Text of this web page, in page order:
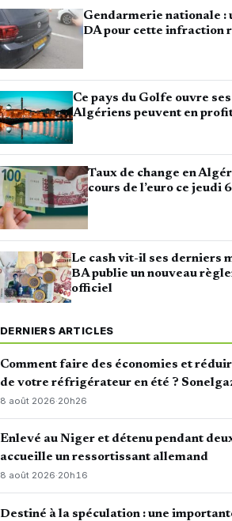
Gendarmerie nationale :
DA pour cette infraction
Ce pays du Golfe ouvre
Algériens peuvent en
Taux de change en
cours de l’euro ce jeudi
Le cash vit-il ses derniers
BA publie un nouveau
officiel
DERNIERS ARTICLES
Comment faire des économies et
de votre réfrigérateur en été ?
8 août 2026·20h26
Enlevé au Niger et détenu pendant
accueille un ressortissant allemand
8 août 2026·20h16
Destiné à la spéculation : une